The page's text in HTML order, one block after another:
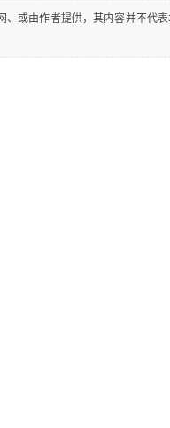
、或由作者提供，其内容并不代